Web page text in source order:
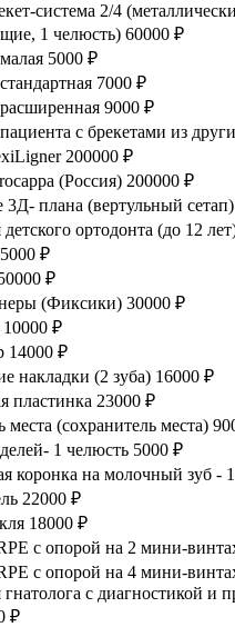
система 2/4
1 челюсть) 60000 ₽
5000 ₽
7000 ₽
9000 ₽
с брекетами из
200000 ₽
(Россия) 200000 ₽
3Д- плана (вертульный сетап)
ортодонта (до 12
5000 ₽
₽
(Фиксики) 30000 ₽
10000 ₽
14000 ₽
накладки (2 зуба) 16000 ₽
пластинка 23000 ₽
места (сохранитель места)
1 челюсть 5000 ₽
коронка на молочный зуб -
22000 ₽
18000 ₽
с опорой на 2 мини-
с опорой на 4 мини-
с диагностикой и
₽